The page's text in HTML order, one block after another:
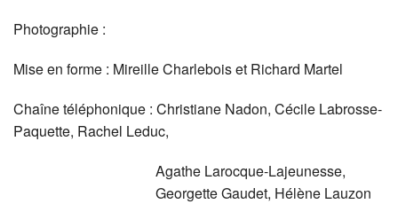
Photographie :
Mise en forme : Mireille Charlebois et Richard Martel
Chaîne téléphonique : Christiane Nadon, Cécile Labrosse-
Paquette, Rachel Leduc,
Agathe Larocque-Lajeunesse,
Georgette Gaudet, Hélène Lauzon